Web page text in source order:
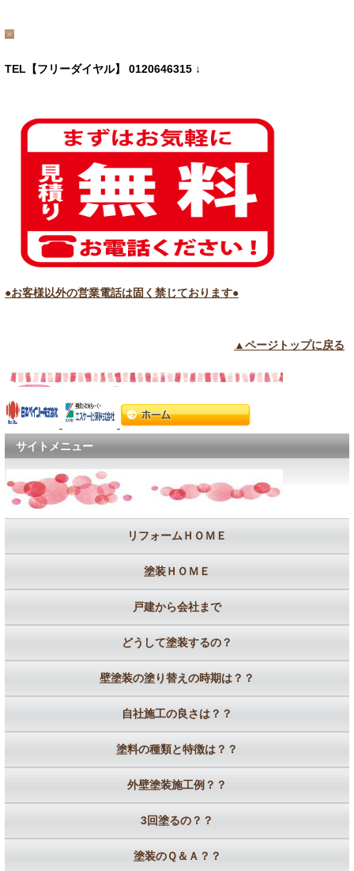
TEL【フリーダイヤル】 0120646315 ↓
●お客様以外の営業電話は固く禁じております●
▲ページトップに戻る
サイトメニュー
リフォームＨＯＭＥ
塗装ＨＯＭＥ
戸建から会社まで
どうして塗装するの？
壁塗装の塗り替えの時期は？？
自社施工の良さは？？
塗料の種類と特徴は？？
外壁塗装施工例？？
3回塗るの？？
塗装のＱ＆Ａ？？